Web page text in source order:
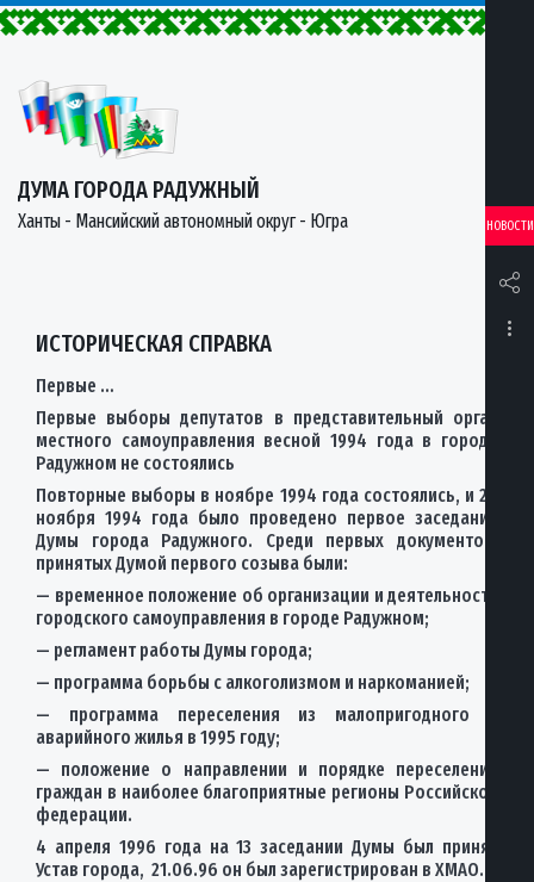
ДУМА ГОРОДА РАДУЖНЫЙ
Ханты - Мансийский автономный округ - Югра НОВОСТИ
ИСТОРИЧЕСКАЯ СПРАВКА
Первые …
Первые выборы депутатов в представительный орган
местного самоуправления весной 1994 года в городе
Радужном не состоялись
Повторные выборы в ноябре 1994 года состоялись, и 26
ноября 1994 года было проведено первое заседание
Думы города Радужного. Среди первых документов,
принятых Думой первого созыва были:
— временное положение об организации и деятельности
городского самоуправления в городе Радужном;
— регламент работы Думы города;
— программа борьбы с алкоголизмом и наркоманией;
— программа переселения из малопригодного и
аварийного жилья в 1995 году;
— положение о направлении и порядке переселения
граждан в наиболее благоприятные регионы Российской
федерации.
4 апреля 1996 года на 13 заседании Думы был принят
Устав города, 21.06.96 он был зарегистрирован в ХМАО.